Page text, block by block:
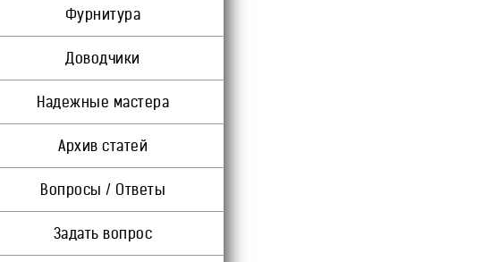
Фурнитура
Доводчики
Надежные мастера
Архив статей
Вопросы / Ответы
Задать вопрос